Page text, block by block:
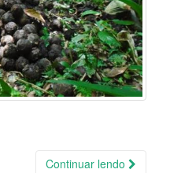
Continuar lendo